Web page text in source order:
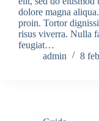
dolore magna
proin. Tortor
risus viverra. Nulla
feugiat…
admin
8